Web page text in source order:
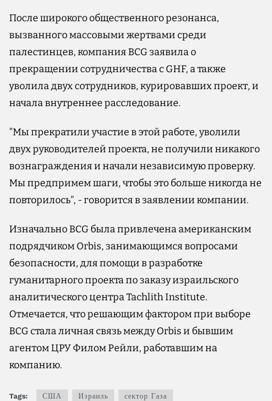
После широкого общественного резонанса,
вызванного массовыми жертвами среди
палестинцев, компания BCG заявила о
прекращении сотрудничества с GHF, а также
уволила двух сотрудников, курировавших проект, и
начала внутреннее расследование.
"Мы прекратили участие в этой работе, уволили
двух руководителей проекта, не получили никакого
вознаграждения и начали независимую проверку.
Мы предпримем шаги, чтобы это больше никогда не
повторилось", - говорится в заявлении компании.
Изначально BCG была привлечена американским
подрядчиком Orbis, занимающимся вопросами
безопасности, для помощи в разработке
гуманитарного проекта по заказу израильского
аналитического центра Tachlith Institute.
Отмечается, что решающим фактором при выборе
BCG стала личная связь между Orbis и бывшим
агентом ЦРУ Филом Рейли, работавшим на
компанию.
Tags: США Израиль сектор Газа